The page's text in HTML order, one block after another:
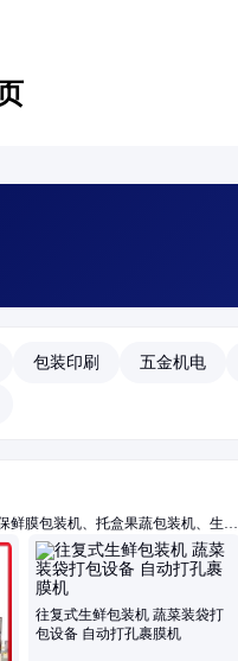
包装印刷 五金机电
鲜膜包装机、托盒果蔬包装机、生鲜
机
往复式生鲜包装机 蔬菜装袋打
包设备 自动打孔裹膜机